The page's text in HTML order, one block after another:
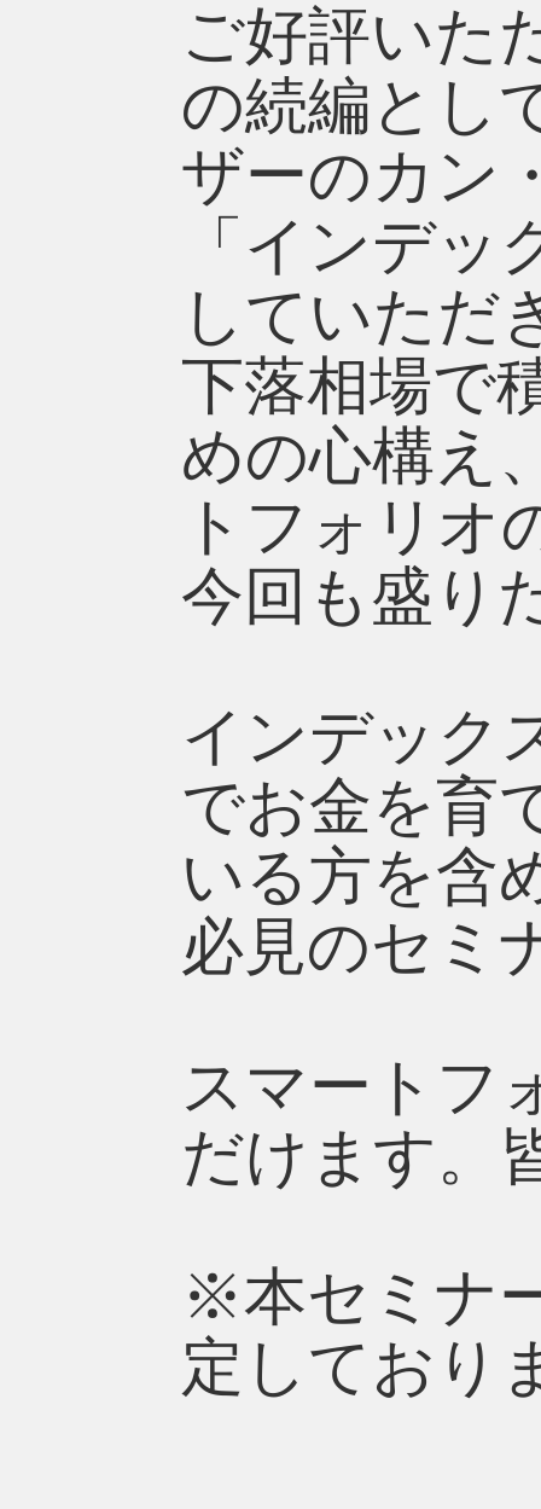
ご好評いた
の続編とし
ザーのカン
「インデ
していただ
下落相場で
めの心構え
トフォリオ
今回も盛り
インデック
でお金を育
いる方を含
必見のセミ
スマートフ
だけます。
※本セミナ
定しており